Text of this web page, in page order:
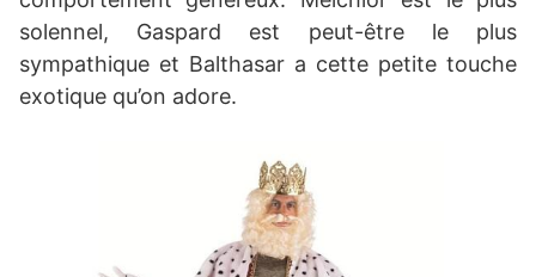
solennel, Gaspard est peut-être le plus
sympathique et Balthasar a cette petite touche
exotique qu’on adore.